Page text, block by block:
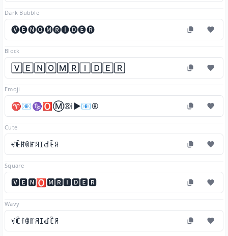
Dark Bubble
🅥🅔🅝🅞🅜🅡🅘🅓🅔🅡
Block
🅅🄴🄽🄾🄼🅁🄸🄳🄴🅁
Emoji
♈📧♑🅾️Ⓜ️®️ℹ️▶️📧®️
Cute
ꏝꍟꊮꉻꂵꋪꀤꀷꍟꋪ
Square
🆅🅴🅽🅾🅼🆁🅸🅳🅴🆁
Wavy
ꏝꍟꊰꂦꂵꋪꀤꀷꍟꋪ